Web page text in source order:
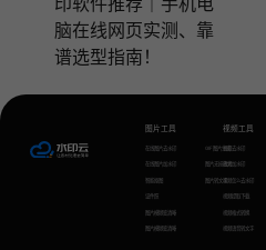
脑在线网页实测、靠
谱选型指南！
图片工具
在线图片去水印
在线图片加水印
智能抠图
证件照
图片模糊变清晰
图片模糊变清晰
GIF图片生成
图片无损放大
图片转文字
视频工具
视频去水印
视频加水印
视频怎么去水印
视频提取下载
视频格式转换
视频语音转文字